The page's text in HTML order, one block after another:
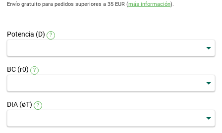
Envío gratuito para pedidos superiores a 35 EUR (más información).
Potencia (D) ?
BC (r0) ?
DIA (øT) ?